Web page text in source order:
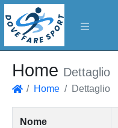
Home Dettaglio
Home Dettaglio
Nome